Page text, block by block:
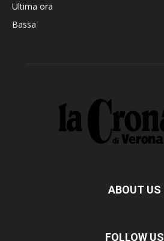
Ultima ora
Bassa
ABOUT US
FOLLOW US